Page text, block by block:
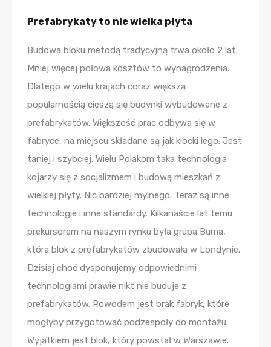
Prefabrykaty to nie wielka płyta
Budowa bloku metodą tradycyjną trwa około 2 lat.
Mniej więcej połowa kosztów to wynagrodzenia.
Dlatego w wielu krajach coraz większą
popularnością cieszą się budynki wybudowane z
prefabrykatów. Większość prac odbywa się w
fabryce, na miejscu składane są jak klocki lego. Jest
taniej i szybciej. Wielu Polakom taka technologia
kojarzy się z socjalizmem i budową mieszkań z
wielkiej płyty. Nic bardziej mylnego. Teraz są inne
technologie i inne standardy. Kilkanaście lat temu
prekursorem na naszym rynku była grupa Buma,
która blok z prefabrykatów zbudowała w Londynie.
Dzisiaj choć dysponujemy odpowiednimi
technologiami prawie nikt nie buduje z
prefabrykatów. Powodem jest brak fabryk, które
mogłyby przygotować podzespoły do montażu.
Wyjątkiem jest blok, który powstał w Warszawie.